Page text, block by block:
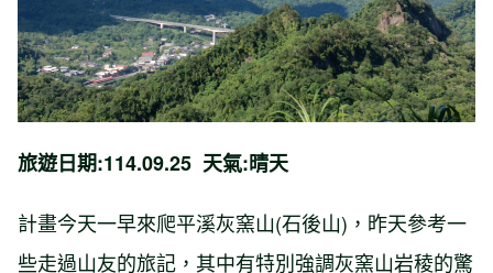
旅遊日期:114.09.25 天氣:晴天
計畫今天一早來爬平溪灰窯山(石後山)，昨天參考一
些走過山友的旅記，其中有特別強調灰窯山岩稜的驚